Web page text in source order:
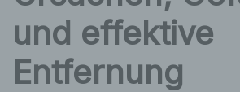
und effektive
Entfernung